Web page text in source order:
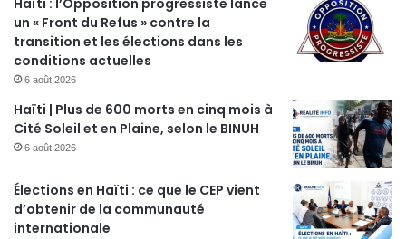
Haïti : l’Opposition progressiste lance
un « Front du Refus » contre la
transition et les élections dans les
conditions actuelles
6 août 2026
Haïti | Plus de 600 morts en cinq mois à
Cité Soleil et en Plaine, selon le BINUH
6 août 2026
Élections en Haïti : ce que le CEP vient
d’obtenir de la communauté
internationale